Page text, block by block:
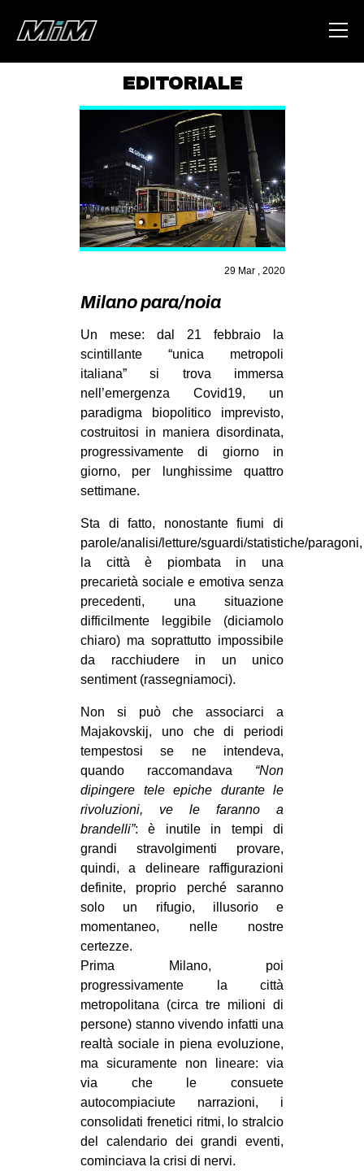
ABOUT
AREA
DEGENERAZIONE
GAZA FREESTYLE
STUDENTI TSUNAMI
ZAM
MILANO
MOBILITAZIONI
SPAZI
SPORT POPOLARE
AMBIENTE
ANTIFASCISMO
DIRITTO ALL’ABITARE
GENERI
MIGRAZIONI
PRECARIATO
REPRESSIONE
STUDENTI
ARTE
CINEMA
MANIFESTI
MUSICA
RECENSIONI
INTERNAZIONALE
AMERICHE
ESTREMO ORIENTE
EUROPA
MEDIO ORIENTE
MONDO
EVENTI
EDITORIALE
29 Mar , 2020
Milano para/noia
Un mese: dal 21 febbraio la
scintillante “unica metropoli
italiana” si trova immersa
nell’emergenza Covid19, un
paradigma biopolitico imprevisto,
costruitosi in maniera disordinata,
progressivamente di giorno in
giorno, per lunghissime quattro
settimane.
Sta di fatto, nonostante fiumi di
parole/analisi/letture/sguardi/statistiche/paragoni,
la città è piombata in una
precarietà sociale e emotiva senza
precedenti, una situazione
difficilmente leggibile (diciamolo
chiaro) ma soprattutto impossibile
da racchiudere in un unico
sentiment (rassegniamoci).
Non si può che associarci a
Majakovskij, uno che di periodi
tempestosi se ne intendeva,
quando raccomandava “Non
dipingere tele epiche durante le
rivoluzioni, ve le faranno a
brandelli”: è inutile in tempi di
grandi stravolgimenti provare,
quindi, a delineare raffigurazioni
definite, proprio perché saranno
solo un rifugio, illusorio e
momentaneo, nelle nostre
certezze.
Prima Milano, poi
progressivamente la città
metropolitana (circa tre milioni di
persone) stanno vivendo infatti una
realtà sociale in piena evoluzione,
ma sicuramente non lineare: via
via che le consuete
autocompiaciute narrazioni, i
consolidati frenetici ritmi, lo stralcio
del calendario dei grandi eventi,
cominciava la crisi di nervi.